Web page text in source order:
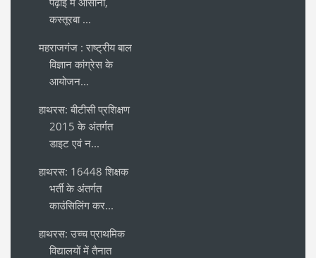
कस्तूरबा ...
महराजगंज : राष्ट्रीय बाल
विज्ञान कांग्रेस के
आयोजन...
हाथरस: बीटीसी प्रशिक्षण
2015 के अंतर्गत
डाइट एवं न...
हाथरस: 16448 शिक्षक
भर्ती के अंतर्गत
काउंसिलिंग कर...
हाथरस: उच्च प्राथमिक
विद्यालयों में तैनात